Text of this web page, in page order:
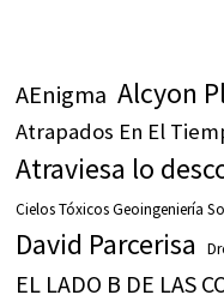
AEnigma Alcyon
Atrapados En El
Atraviesa lo
Cielos Tóxicos Geoingeniería
David Parcerisa
EL LADO B DE LAS